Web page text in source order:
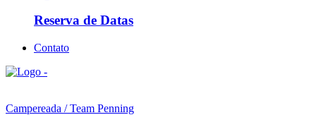
Reserva de Datas
Contato
Campereada / Team Penning